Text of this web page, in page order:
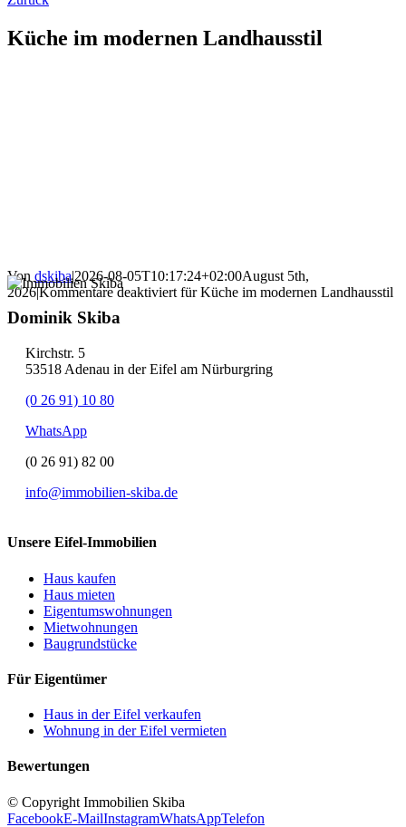
Küche im modernen Landhausstil
Von dskiba|2026-08-05T10:17:24+02:00August 5th,
2026|Kommentare deaktiviert für Küche im modernen Landhausstil
Dominik Skiba
Kirchstr. 5
53518 Adenau in der Eifel am Nürburgring
(0 26 91) 10 80
WhatsApp
(0 26 91) 82 00
info@immobilien-skiba.de
Unsere Eifel-Immobilien
Haus kaufen
Haus mieten
Eigentumswohnungen
Mietwohnungen
Baugrundstücke
Für Eigentümer
Haus in der Eifel verkaufen
Wohnung in der Eifel vermieten
Bewertungen
© Copyright Immobilien Skiba
FacebookE-MailInstagramWhatsAppTelefon